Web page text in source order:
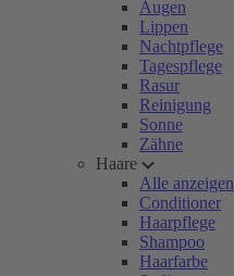
Augen
Lippen
Nachtpflege
Tagespflege
Rasur
Reinigung
Sonne
Zähne
Haare
Alle anzeigen
Conditioner
Haarpflege
Shampoo
Haarfarbe